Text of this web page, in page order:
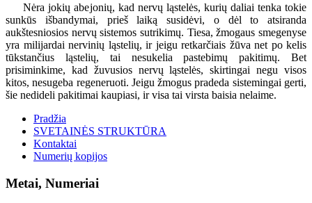
Nėra jokių abejonių, kad nervų ląstelės, kurių daliai tenka tokie
sunkūs išbandymai, prieš laiką susidėvi, o dėl to atsiranda
aukštesniosios nervų sistemos sutrikimų. Tiesa, žmogaus smegenyse
yra milijardai nervinių ląstelių, ir jeigu retkarčiais žūva net po kelis
tūkstančius ląstelių, tai nesukelia pastebimų pakitimų. Bet
prisiminkime, kad žuvusios nervų ląstelės, skirtingai negu visos
kitos, nesugeba regeneruoti. Jeigu žmogus pradeda sistemingai gerti,
šie nedideli pakitimai kaupiasi, ir visa tai virsta baisia nelaime.
Pradžia
SVETAINĖS STRUKTŪRA
Kontaktai
Numerių kopijos
Metai, Numeriai